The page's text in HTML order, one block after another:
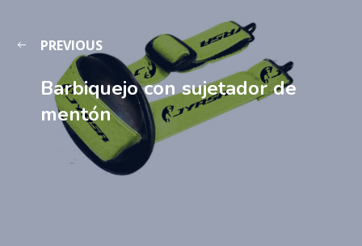
PREVIOUS
Barbiquejo con sujetador de
mentón